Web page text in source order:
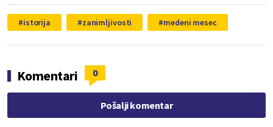
istorija zanimljivosti medeni mesec
Komentari 0
Pošalji komentar